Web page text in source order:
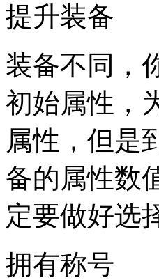
提升装备
装备不同，
初始属性，
属性，但是
备的属性数
定要做好选
拥有称号